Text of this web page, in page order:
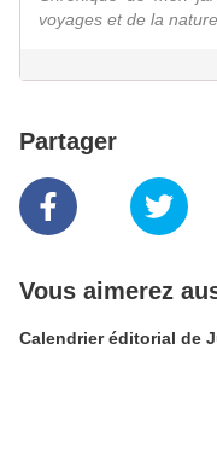
voyages et de la nature.
Partager
Vous aimerez
Calendrier éditorial de